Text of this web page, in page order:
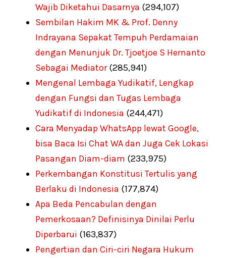
Wajib Diketahui Dasarnya (294,107)
Sembilan Hakim MK & Prof. Denny
Indrayana Sepakat Tempuh Perdamaian
dengan Menunjuk Dr. Tjoetjoe S Hernanto
Sebagai Mediator (285,941)
Mengenal Lembaga Yudikatif, Lengkap
dengan Fungsi dan Tugas Lembaga
Yudikatif di Indonesia (244,471)
Cara Menyadap WhatsApp lewat Google,
bisa Baca Isi Chat WA dan Juga Cek Lokasi
Pasangan Diam-diam (233,975)
Perkembangan Konstitusi Tertulis yang
Berlaku di Indonesia (177,874)
Apa Beda Pencabulan dengan
Pemerkosaan? Definisinya Dinilai Perlu
Diperbarui (163,837)
Pengertian dan Ciri-ciri Negara Hukum